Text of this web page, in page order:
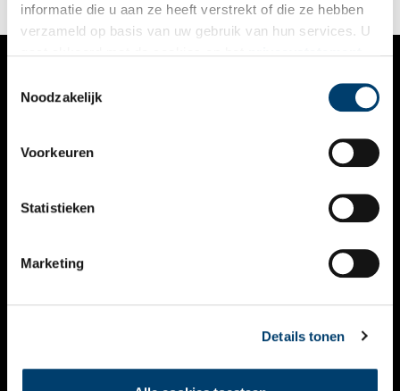
informatie die u aan ze heeft verstrekt of die ze hebben
verzameld op basis van uw gebruik van hun services. U
Noodzakelijk
Voorkeuren
Statistieken
Marketing
Details tonen
VERHALEN
KALENDER
THEMA’S
VIDEO’S
CONTACT